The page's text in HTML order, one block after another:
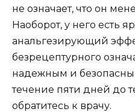
не означает, что он
Наоборот, у него есть
анальгезирующий
безрецептурного
надежным и
течение пяти дней до
обратитесь к врачу.